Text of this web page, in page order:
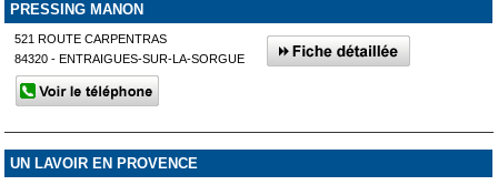
PRESSING MANON
521 ROUTE CARPENTRAS
84320 - ENTRAIGUES-SUR-LA-SORGUE
UN LAVOIR EN PROVENCE